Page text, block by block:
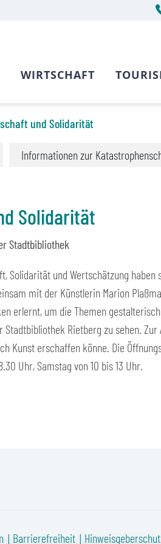
und Solidarität
Informationen zur
Solidarität
Stadtbibliothek
Solidarität und Wertschätzung
mit der Künstlerin Marion
erlernt, um die Themen
Rietberg zu sehen.
Kunst erschaffen könne. Die
Uhr, Samstag von 10 bis 13 Uhr.
Barrierefreiheit
WIRTSCHAFT